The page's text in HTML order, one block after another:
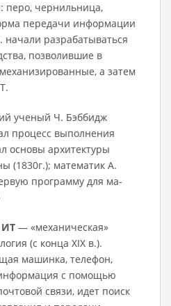
перо, чернильни­ца,
передачи информации
разрабатываться
позволившие в
а за­тем
ученый Ч. Бэббидж
процесс выполнения
основы архитек­туры
(1830г.); математик А.
программу для ма­
ИТ — «механическая»
(с конца XIX в.).
машинка, те­лефон,
с помощью
связи, идет поиск